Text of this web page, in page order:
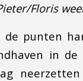
Floris
de punten
in de